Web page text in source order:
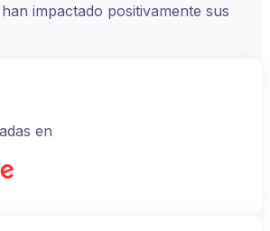
impactado positivamente sus
en